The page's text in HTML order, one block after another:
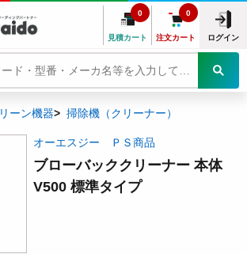
見積カート
0
注文カート
0
ログイン
ーン機器 掃除機（クリーナー）
オーエスジー ＰＳ商品
ブローバッククリーナー 本体
V500 標準タイプ